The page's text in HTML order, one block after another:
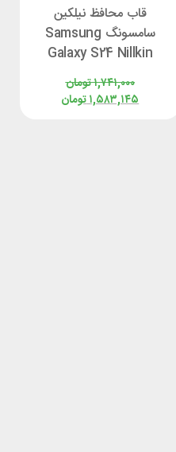
قاب محافظ نیلکین
سامسونگ Samsung
Galaxy S24 Nillkin
CamShield Prop
تومان۱,۷۴۱,۰۰۰
تومان۱,۵۸۳,۱۴۵